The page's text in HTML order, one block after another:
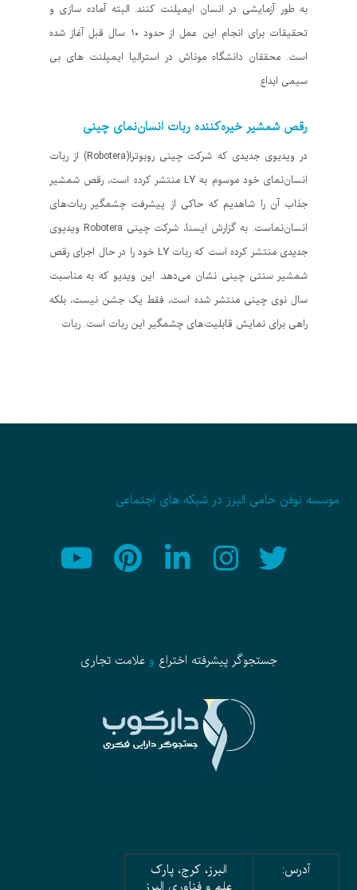
به طور آزمایشی در انسان ایمپلنت کنند. البته آماده سازی و
تحقیقات برای انجام این عمل از حدود ۱۰ سال قبل آغاز شده
است. محققان دانشگاه موناش در استرالیا ایمپلنت های بی
سیمی ابداع
رقص شمشیر خیره‌کننده ربات انسان‌نمای چینی
در ویدیوی جدیدی که شرکت چینی روبوترا(Robotera) از ربات
انسان‌نمای خود موسوم به L7 منتشر کرده است، رقص شمشیر
جذاب آن را شاهدیم که حاکی از پیشرفت چشمگیر ربات‌های
انسان‌نماست. به گزارش ایسنا، شرکت چینی Robotera ویدیوی
جدیدی منتشر کرده است که ربات L7 خود را در حال اجرای رقص
شمشیر سنتی چینی نشان می‌دهد. این ویدیو که به مناسبت
سال نوی چینی منتشر شده است، فقط یک جشن نیست، بلکه
راهی برای نمایش قابلیت‌های چشمگیر این ربات است. ربات
موسسه نوفن حامی البرز در شبکه های اجتماعی
جستجوگر پیشرفته اختراع وعلامت تجاری
آدرس:
البرز، کرج، پارک